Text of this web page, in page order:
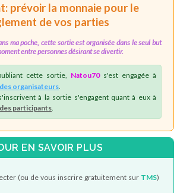
prévoir la monnaie pour le
de vos parties
ma poche, cette sortie est organisée dans le seul but
entre personnesdésirantse divertir.
cette sortie, Natou70s'est engagée à
organisateurs
à la sortie s'engagent quant à eux à
participants
EN SAVOIR PLUS
(ou de vous inscrire gratuitement sur TMS)